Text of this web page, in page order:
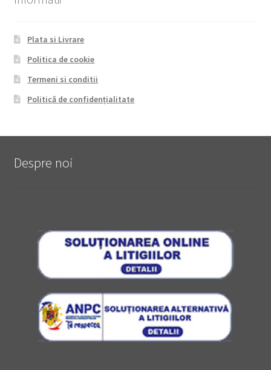
Plata si Livrare
Politica de cookie
Termeni si conditii
Politică de confidențialitate
Despre noi